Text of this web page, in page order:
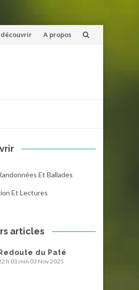
découvrir A propos
Et Ballades
Et Lectures
articles
Redoute du Paté
h 03 min 03 Nov 2025